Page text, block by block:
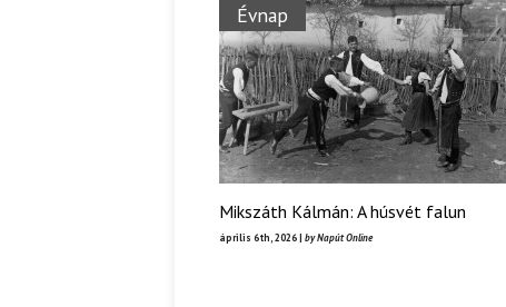
Évnap
Mikszáth Kálmán: A húsvét falun
április 6th, 2026 | by Napút Online
Marietta: Szavak a fényből Káplán Géza: Erotikai kalauz